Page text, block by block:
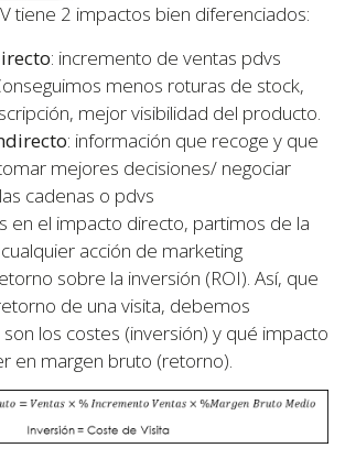
tiene 2 impactos bien diferenciados:
: incremento de ventas pdvs
menos roturas de stock,
mejor visibilidad del producto.
: información que recoge y que
mejores decisiones/ negociar
cadenas o pdvs
en el impacto directo, partimos de la
acción de marketing
sobre la inversión (ROI). Así, que
de una visita, debemos
los costes (inversión) y qué impacto
en margen bruto (retorno).